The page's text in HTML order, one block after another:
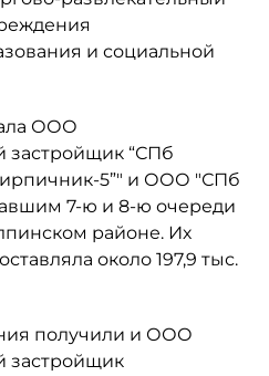
и социальной
ООО
застройщик “СПб
5”" и ООО "СПб
7-ю и 8-ю очереди
районе. Их
около 197,9 тыс.
получили и ООО
застройщик